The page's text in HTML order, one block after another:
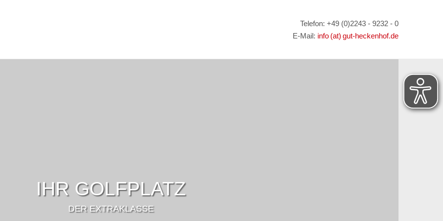
Telefon: +49 (0)2243 - 9232 - 0
E-Mail: info (at) gut-heckenhof.de
IHR GOLFPLATZ
DER EXTRAKLASSE